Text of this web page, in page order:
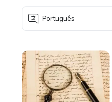
Português